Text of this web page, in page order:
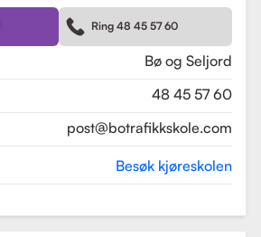
Skolen tilbyr opplæring for
i klasse B, B96 og BE, samt
en rekke kurs som trafikalt
mørkekjøring, førstehjelp
Ring 48 45 57 60
Bø og Seljord
48 45 57 60
post@botrafikkskole.com
Besøk kjøreskolen